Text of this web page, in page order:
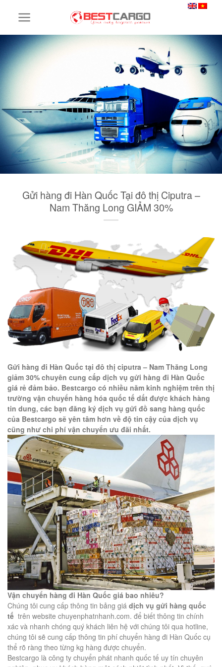
Gửi hàng đi Hàn Quốc Tại đô thị Ciputra –
Nam Thăng Long GIẢM 30%
Gửi hàng đi Hàn Quốc tại đô thị ciputra – Nam Thăng Long
giảm 30% chuyên cung cấp dịch vụ gửi hàng đi Hàn Quốc
giá rẻ đảm bảo. Bestcargo có nhiều năm kinh nghiệm trên thị
trường vận chuyển hàng hóa quốc tế dất được khách hàng
tin dung, các bạn đăng ký dịch vụ gửi đồ sang hàng quốc
của Bestcargo sẽ yên tâm hơn về độ tin cậy của dịch vụ
cũng như chi phí vận chuyển ưu đãi nhất.
Vận chuyển hàng đi Hàn Quốc giá bao nhiêu?
Chúng tôi cung cấp thông tin bảng giá dịch vụ gửi hàng quốc
tế trên website chuyenphatnhanh.com. để biết thông tin chính
xác và nhanh chóng quý khách liên hệ với chúng tôi qua hotline,
chúng tôi sẽ cung cấp thông tin phí chuyển hàng đi Hàn Quốc cụ
thể rõ ràng theo từng kg hàng được chuyển.
Bestcargo là công ty chuyển phát nhanh quốc tế uy tín chuyên